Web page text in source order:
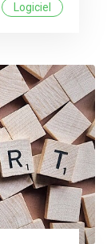
Logiciel